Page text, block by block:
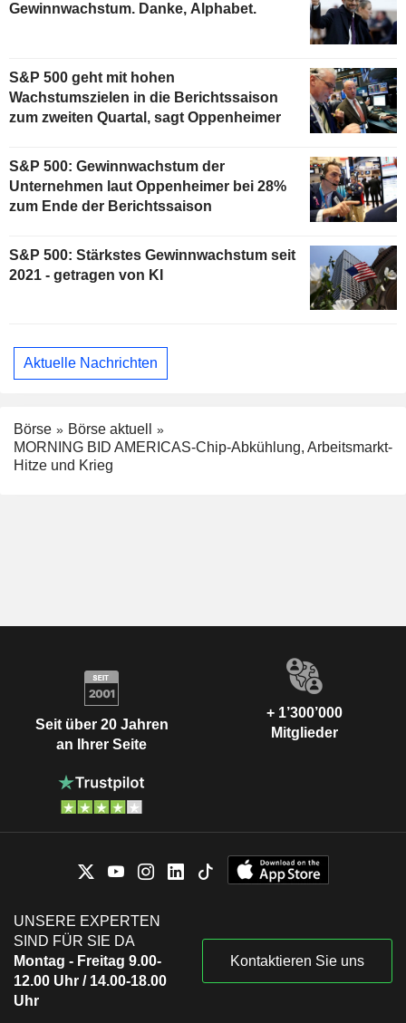
Gewinnwachstum. Danke, Alphabet.
S&P 500 geht mit hohen
Wachstumszielen in die Berichtssaison
zum zweiten Quartal, sagt Oppenheimer
S&P 500: Gewinnwachstum der
Unternehmen laut Oppenheimer bei 28%
zum Ende der Berichtssaison
S&P 500: Stärkstes Gewinnwachstum seit
2021 - getragen von KI
Aktuelle Nachrichten
Börse
Börse aktuell
MORNING BID AMERICAS-Chip-Abkühlung, Arbeitsmarkt-
Hitze und Krieg
Seit über 20 Jahren
an Ihrer Seite
+ 1’300’000
Mitglieder
UNSERE EXPERTEN
SIND FÜR SIE DA
Montag - Freitag 9.00-
12.00 Uhr / 14.00-18.00
Uhr
Kontaktieren Sie uns